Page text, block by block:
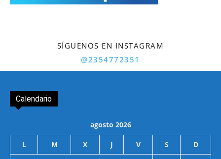
SÍGUENOS EN INSTAGRAM
@2354772351
Calendario
agosto 2026
L M X J V S D